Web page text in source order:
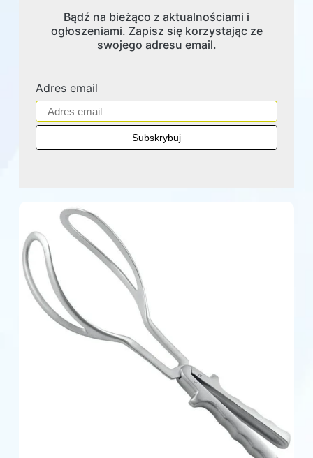
Bądź na bieżąco z aktualnościami i
ogłoszeniami. Zapisz się korzystając ze
swojego adresu email.
Adres email